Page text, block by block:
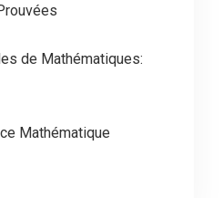
de Mathématiques:
Mathématique